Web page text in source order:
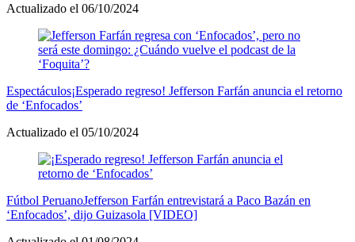
Actualizado el 06/10/2024
Espectáculos¡Esperado regreso! Jefferson Farfán anuncia el retorno
de ‘Enfocados’
Actualizado el 05/10/2024
Fútbol PeruanoJefferson Farfán entrevistará a Paco Bazán en
‘Enfocados’, dijo Guizasola [VIDEO]